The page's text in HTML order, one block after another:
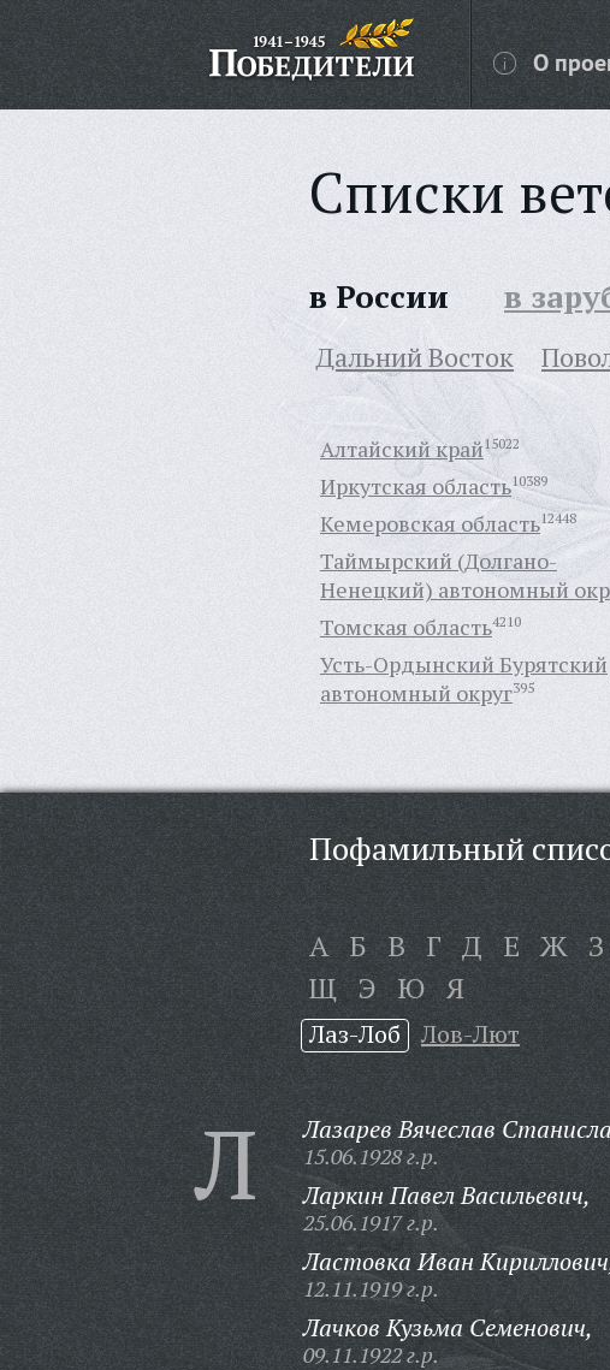
О
Списки
в России в
Дальний Восток
Алтайский край15022
Иркутская область10389
Кемеровская область12448
Таймырский (Долгано-
Ненецкий) автономный
Томская область4210
Усть-Ордынский Бурятский
автономный округ395
Пофамильный
А Б В Г Д Е Ж З
Щ Э Ю Я
Лаз-Лоб Лов-Лют
Л Лазарев Вячеслав
15.06.1928 г.р.
Ларкин Павел Васильевич,
25.06.1917 г.р.
Ластовка Иван
12.11.1919 г.р.
Лачков Кузьма Семенович,
09.11.1922 г.р.